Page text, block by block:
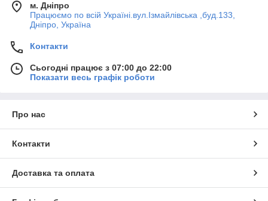
м. Дніпро
Працюємо по всій Україні.вул.Ізмайлівська ,буд.133,
Дніпро, Україна
Контакти
Сьогодні працює з 07:00 до 22:00
Показати весь графік роботи
Про нас
Контакти
Доставка та оплата